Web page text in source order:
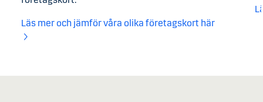
Läs mer och jämför våra olika företagskort här